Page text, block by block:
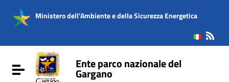
Vai al menu di navigazione
Vai al footer
Ministero dell'Ambiente e della Sicurezza Energetica
Attiva / disattiva la navigazioneEnte parco nazionale del
Gargano